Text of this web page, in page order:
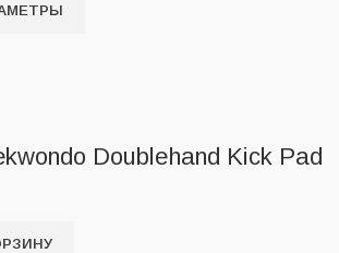
Doublehand Kick Pad